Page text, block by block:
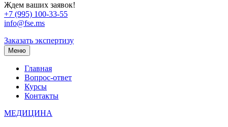
Ждем ваших заявок!
+7 (995) 100-33-55
info@fse.ms
Заказать экспертизу
Меню
Главная
Вопрос-ответ
Курсы
Контакты
МЕДИЦИНА